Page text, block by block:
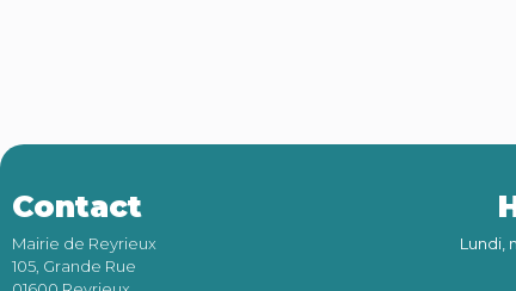
Contact
Mairie de Reyrieux
105, Grande Rue
Lundi,